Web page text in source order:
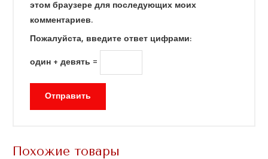
этом браузере для последующих моих
комментариев.
Пожалуйста, введите ответ цифрами:
один + девять =
Похожие товары